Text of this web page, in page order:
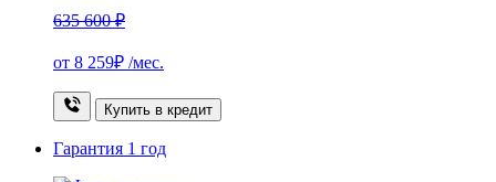
635 600 ₽
от 8 259₽ /мес.
Купить в кредит
Гарантия 1 год